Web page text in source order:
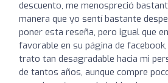
descuento, me menospreció
manera que yo sentí bastante
poner esta reseña, pero igual que
favorable en su página de
trato tan desagradable hacia mi
de tantos años, aunque compre